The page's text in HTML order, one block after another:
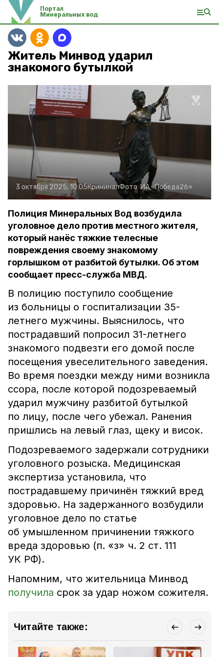
Портал
Минеральных вод
Житель Минвод ударил
знакомого бутылкой
3 октября 2025, 10:05КриминалФото: ИА «Победа26»
Полиция Минеральных Вод возбудила
уголовное дело против местного жителя,
который нанёс тяжкие телесные
повреждения своему знакомому
горлышком от разбитой бутылки. Об этом
сообщает пресс-служба МВД.
В полицию поступило сообщение
из больницы о госпитализации 35-
летнего мужчины. Выяснилось, что
пострадавший попросил 31-летнего
знакомого подвезти его домой после
посещения увеселительного заведения.
Во время поездки между ними возникла
ссора, после которой подозреваемый
ударил мужчину разбитой бутылкой
по лицу, после чего убежал. Ранения
пришлись на левый глаз, щеку и висок.
Подозреваемого задержали сотрудники
уголовного розыска. Медицинская
экспертиза установила, что
пострадавшему причинён тяжкий вред
здоровью. На задержанного возбудили
уголовное дело по статье
об умышленном причинении тяжкого
вреда здоровью (п. «з» ч. 2 ст. 111
УК РФ).
Напомним, что жительница Минвод
получила срок за удар ножом сожителя.
Читайте также: